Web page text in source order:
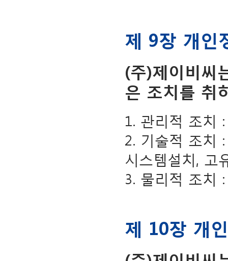
제 9장 개인
(주)제이비씨
은 조치를 취
1. 관리적 조치
2. 기술적 조치
시스템설치, 고
3. 물리적 조치
제 10장 개